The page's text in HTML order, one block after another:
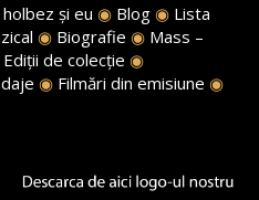
holbez și eu ◉ Blog ◉ Lista
◉ Biografie ◉ Mass –
Ediții de colecție ◉
◉ Filmări din emisiune ◉